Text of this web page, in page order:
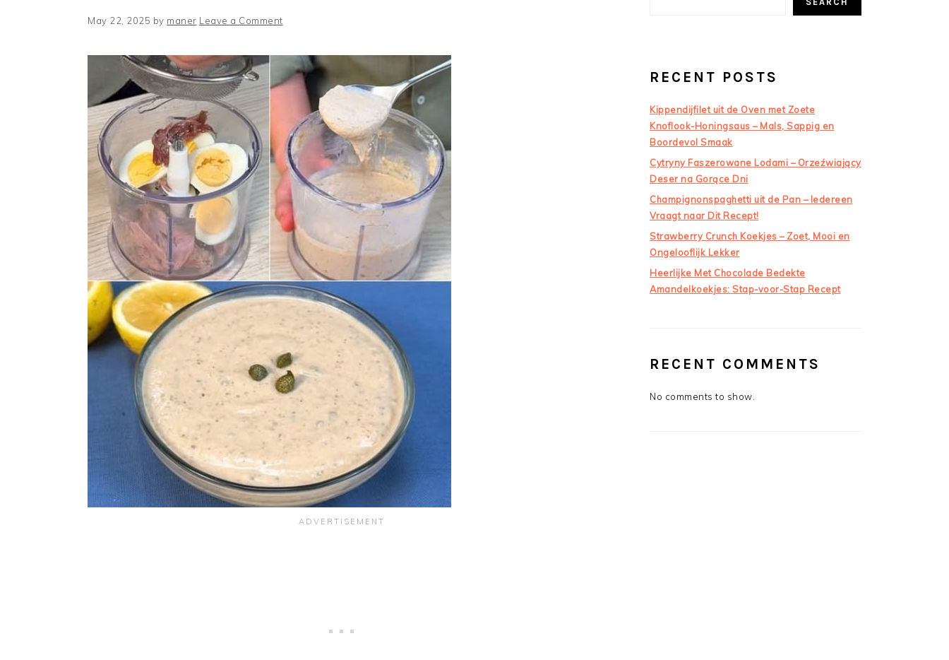
May 22, 2025 by maner Leave a Comment
RECENT POSTS
Kippendijfilet uit de Oven met Zoete
Knoflook-Honingsaus – Mals, Sappig en
Boordevol Smaak
Cytryny Faszerowane Lodami – Orzeźwiający
Deser na Gorące Dni
Champignonspaghetti uit de Pan – Iedereen
Vraagt naar Dit Recept!
Strawberry Crunch Koekjes – Zoet, Mooi en
Ongelooflijk Lekker
Heerlijke Met Chocolade Bedekte
Amandelkoekjes: Stap-voor-Stap Recept
RECENT COMMENTS
No comments to show.